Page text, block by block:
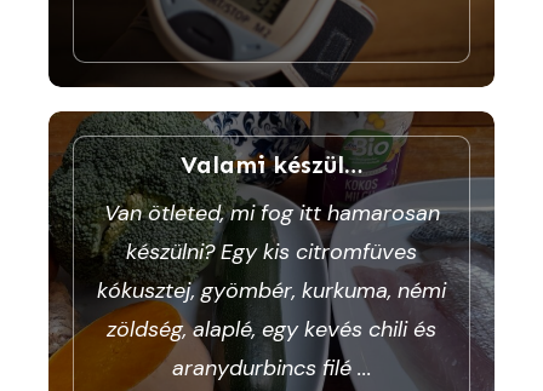
Valami készül…
Van ötleted, mi fog itt hamarosan
készülni? Egy kis citromfüves
kókusztej, gyömbér, kurkuma, némi
zöldség, alaplé, egy kevés chili és
aranydurbincs filé ...